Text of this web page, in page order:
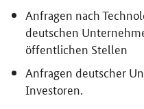
Anfragen nach
deutschen
öffentlichen Stellen
Anfragen deutscher
Investoren.